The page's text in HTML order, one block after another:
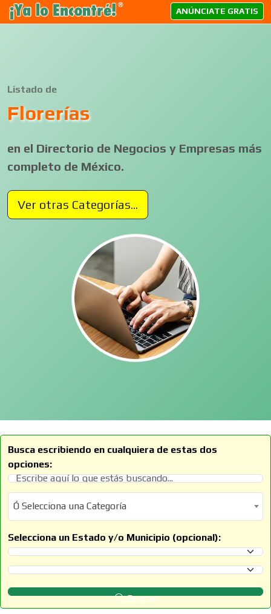
ANÚNCIATE GRATIS
Listado de
Florerías
en el Directorio de Negocios y Empresas más
completo de México.
Ver otras Categorías...
Busca escribiendo en cualquiera de estas dos
opciones:
Ó Selecciona una Categoría
Ó Selecciona una Categoría
Selecciona un Estado y/o Municipio (opcional):
Selecciona un Estado
Selecciona un Municipio
Buscar